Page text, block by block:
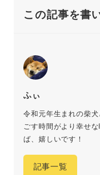
この記事を書
ふぃ
令和元年生まれの柴
ごす時間がより幸せ
ば、嬉しいです！
記事一覧